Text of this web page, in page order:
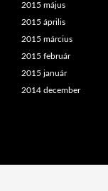
2015 május
2015 április
2015 március
2015 február
2015 január
2014 december